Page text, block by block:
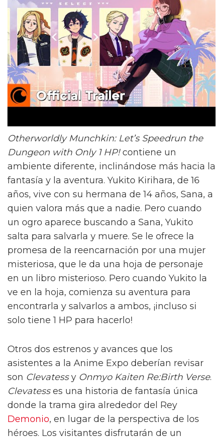
Otherworldly Munchkin: Let’s Speedrun the
Dungeon with Only 1 HP!contiene un
ambiente diferente, inclinándose más hacia la
fantasía y la aventura. Yukito Kirihara, de 16
años, vive con su hermana de 14 años, Sana, a
quien valora más que a nadie. Pero cuando
un ogro aparece buscando a Sana, Yukito
salta para salvarla y muere. Se le ofrece la
promesa de la reencarnación por una mujer
misteriosa, que le da una hoja de personaje
en un libro misterioso. Pero cuando Yukito la
ve en la hoja, comienza su aventura para
encontrarla y salvarlos a ambos, ¡incluso si
solo tiene 1 HP para hacerlo!
Otros dos estrenos y avances que los
asistentes a la Anime Expo deberían revisar
son Clevatessy Onmyo Kaiten Re:Birth Verse.
Clevatesses una historia de fantasía única
donde la trama gira alrededor del Rey
Demonio, en lugar de la perspectiva de los
héroes. Los visitantes disfrutarán de un